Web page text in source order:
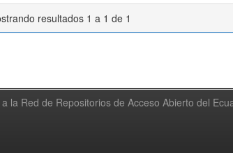
resultados 1 a 1 de 1
la Red de Repositorios de Acceso Abierto del